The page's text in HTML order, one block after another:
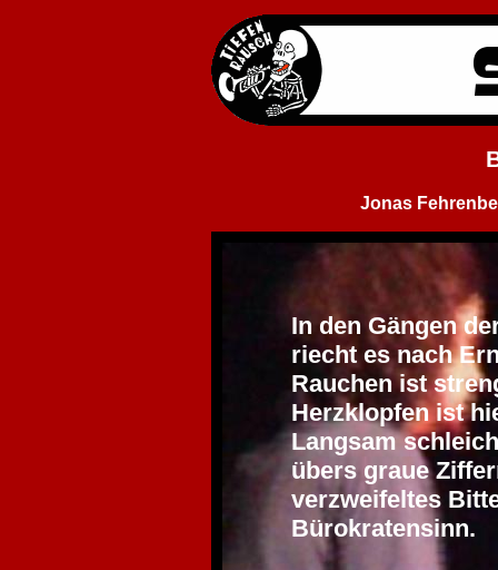
Jonas
In den Gängen
riecht es nach
Rauchen ist
Herzklopfen ist
Langsam
übers graue
verzweifeltes
Bürokratensinn.